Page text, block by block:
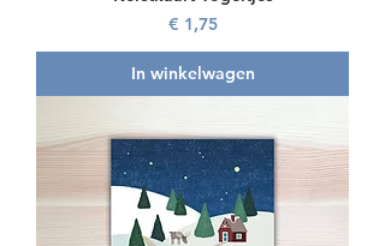
Prijs
€ 1,75
In winkelwagen